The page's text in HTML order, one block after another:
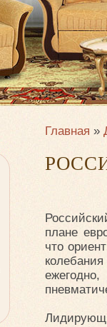
Главная »
плане
что